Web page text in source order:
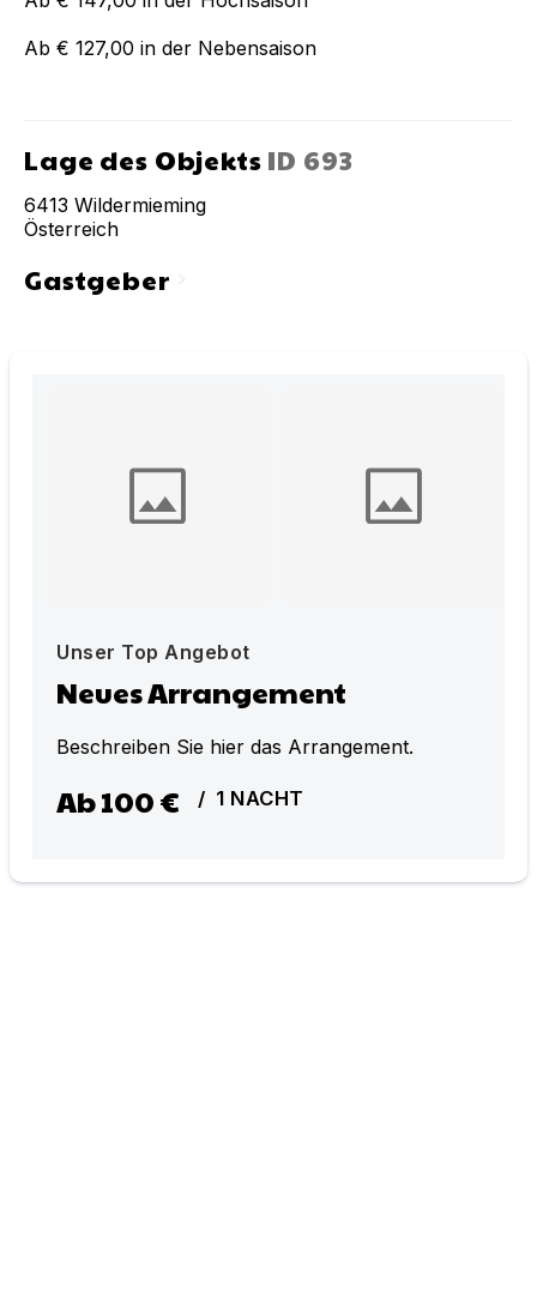
Ab € 127,00 in der Nebensaison
Lage des Objekts ID 693
6413 Wildermieming
Österreich
Gastgeberchevron_right
Unser Top Angebot
Neues Arrangement
Beschreiben Sie hier das Arrangement.
Ab100 € / 1 NACHT